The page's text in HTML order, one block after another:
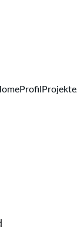
ProfilProjekte